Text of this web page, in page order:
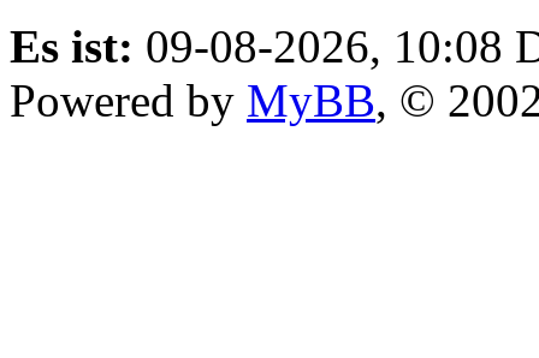
Es ist: 09-08-2026, 10:08
Powered by MyBB, ©